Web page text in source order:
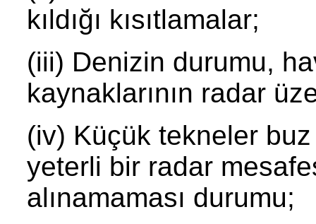
kıldığı kısıtlamalar;
(iii) Denizin durumu,
kaynaklarının radar
(iv) Küçük tekneler
yeterli bir radar
alınamaması durumu;